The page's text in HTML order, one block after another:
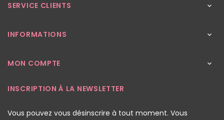
SERVICE CLIENTS 
INFORMATIONS 
MON COMPTE 
INSCRIPTION À LA NEWSLETTER
Vous pouvez vous désinscrire à tout moment. Vous